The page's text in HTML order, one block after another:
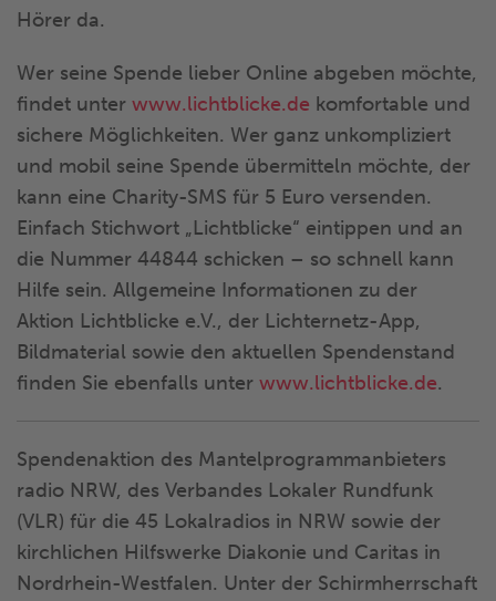
Hörer da.
Wer seine Spende lieber Online abgeben möchte,
findet unter www.lichtblicke.de komfortable und
sichere Möglichkeiten. Wer ganz unkompliziert
und mobil seine Spende übermitteln möchte, der
kann eine Charity-SMS für 5 Euro versenden.
Einfach Stichwort „Lichtblicke“ eintippen und an
die Nummer 44844 schicken – so schnell kann
Hilfe sein. Allgemeine Informationen zu der
Aktion Lichtblicke e.V., der Lichternetz-App,
Bildmaterial sowie den aktuellen Spendenstand
finden Sie ebenfalls unter www.lichtblicke.de.
Spendenaktion des Mantelprogrammanbieters
radio NRW, des Verbandes Lokaler Rundfunk
(VLR) für die 45 Lokalradios in NRW sowie der
kirchlichen Hilfswerke Diakonie und Caritas in
Nordrhein-Westfalen. Unter der Schirmherrschaft